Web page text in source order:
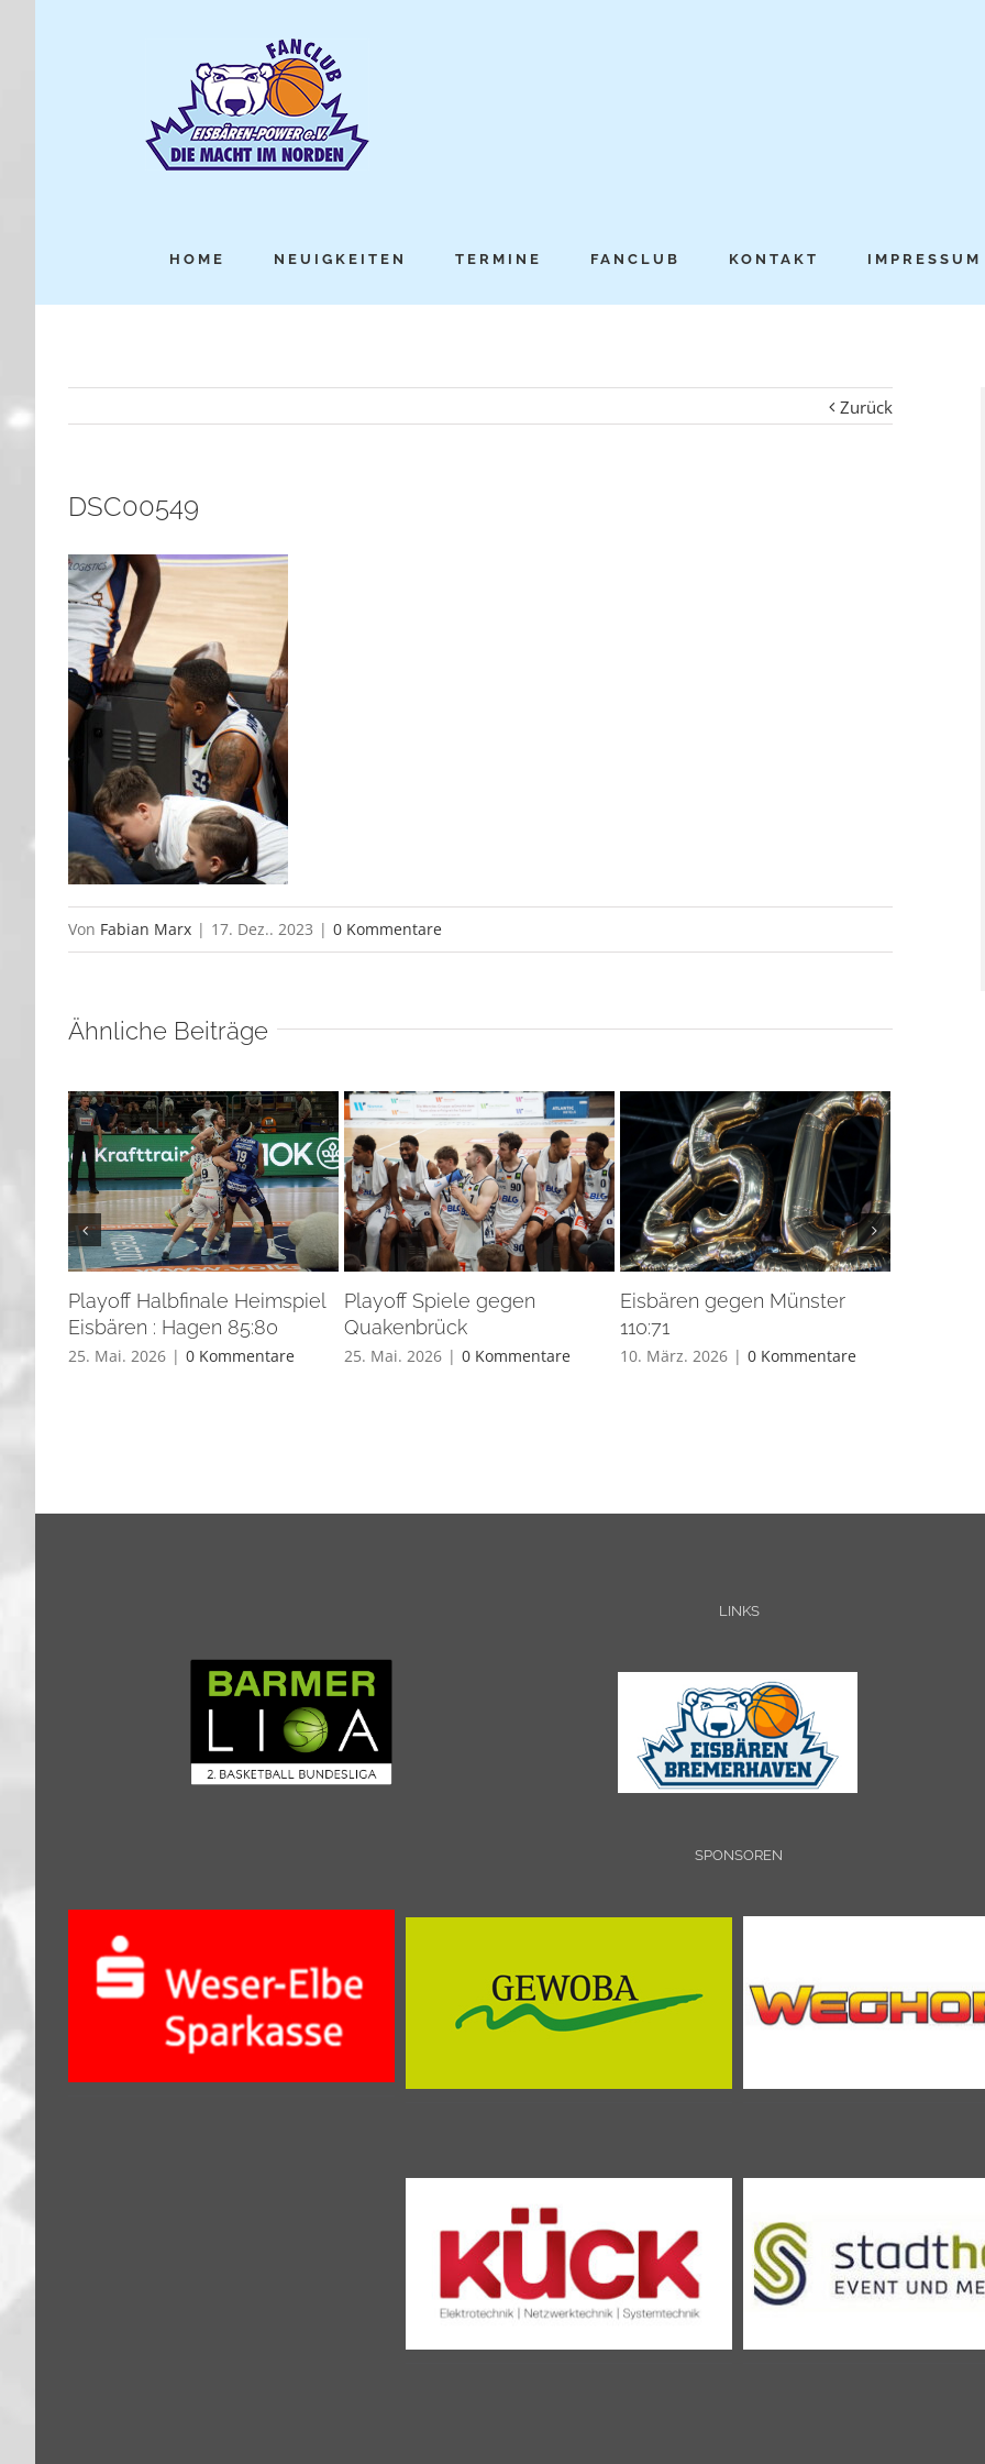
HOME NEUIGKEITEN TERMINE FANCLUB KONTAKT IMPRESSUM
Zurück
DSC00549
Von Fabian Marx | 17. Dez.. 2023 | 0 Kommentare
Ähnliche Beiträge
Playoff Halbfinale Heimspiel
Eisbären : Hagen 85:80
25. Mai. 2026 | 0 Kommentare
Playoff Spiele gegen
Quakenbrück
25. Mai. 2026 | 0 Kommentare
Eisbären gegen Münster
110:71
10. März. 2026 | 0 Kommentare
LINKS
SPONSOREN